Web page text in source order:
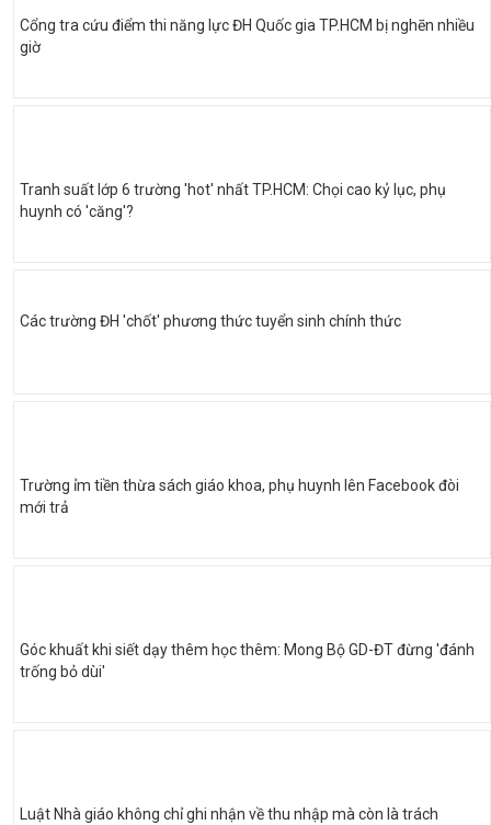
Cổng tra cứu điểm thi năng lực ĐH Quốc gia TP.HCM bị nghẽn nhiều
giờ
Tranh suất lớp 6 trường 'hot' nhất TP.HCM: Chọi cao kỷ lục, phụ
huynh có 'căng'?
Các trường ĐH 'chốt' phương thức tuyển sinh chính thức
Trường ỉm tiền thừa sách giáo khoa, phụ huynh lên Facebook đòi
mới trả
Góc khuất khi siết dạy thêm học thêm: Mong Bộ GD-ĐT đừng 'đánh
trống bỏ dùi'
Luật Nhà giáo không chỉ ghi nhận về thu nhập mà còn là trách